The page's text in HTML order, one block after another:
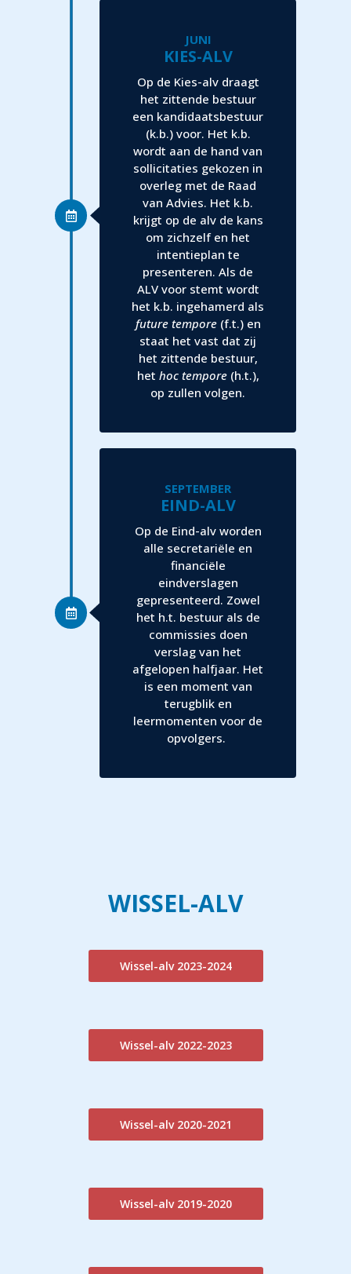
JUNI
KIES-ALV
Op de Kies-alv draagt
het zittende bestuur
een kandidaatsbestuur
(k.b.) voor. Het k.b.
wordt aan de hand van
sollicitaties gekozen in
overleg met de Raad
van Advies. Het k.b.
krijgt op de alv de kans
om zichzelf en het
intentieplan te
presenteren. Als de
ALV voor stemt wordt
het k.b. ingehamerd als
future tempore (f.t.) en
staat het vast dat zij
het zittende bestuur,
het hoc tempore (h.t.),
op zullen volgen.
SEPTEMBER
EIND-ALV
Op de Eind-alv worden
alle secretariële en
financiële
eindverslagen
gepresenteerd. Zowel
het h.t. bestuur als de
commissies doen
verslag van het
afgelopen halfjaar. Het
is een moment van
terugblik en
leermomenten voor de
opvolgers.
WISSEL-ALV
Wissel-alv 2023-2024
Wissel-alv 2022-2023
Wissel-alv 2020-2021
Wissel-alv 2019-2020